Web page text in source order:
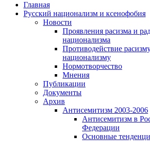
Главная
Русский национализм и ксенофобия
Новости
Проявления расизма и
национализма
Противодействие
национализму
Нормотворчество
Мнения
Публикации
Документы
Архив
Антисемитизм 2003-2006
Антисемитизм в
Федерации
Основные